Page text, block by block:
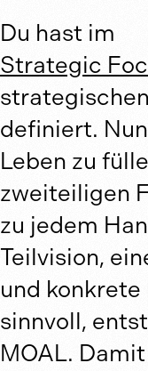
Strategic
Remote oder
Du hast im
Strategic
definiert.
Leben zu
zweiteiligen
zu jedem
Teilvision,
und konkrete
sinnvoll,
MOAL.